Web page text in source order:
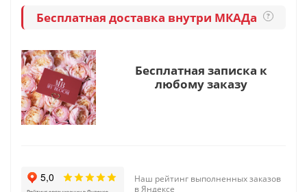
Бесплатная доставка внутри МКАДа ?
Бесплатная записка к
любому заказу
Наш рейтинг выполненных заказов
в Яндексе